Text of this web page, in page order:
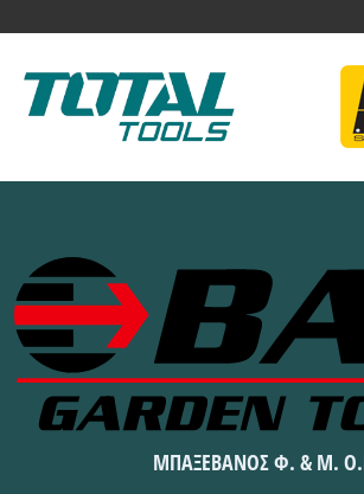
ΜΠΑΞΕΒΑΝΟΣ Φ. & Μ.